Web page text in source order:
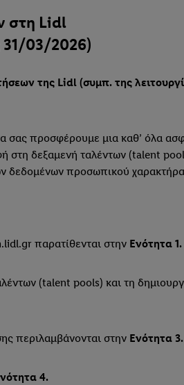
στη Lidl
31/03/2026)
της Lidl (συμπ. της
σας προσφέρουμε μια καθ’ όλα
στη δεξαμενή ταλέντων (talent
δεδομένων προσωπικού
παρατίθενται στην Ενότητα 1.
(talent pools) και τη
περιλαμβάνονται στην Ενότητα 3.
4.